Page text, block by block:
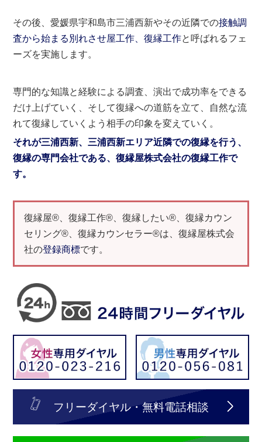
その後、愛媛県宇和島市三浦西新やその近隣での接触調
査から始まる別れさせ屋工作、復縁工作と呼ばれるフェ
ーズを実施します。
専門的な知識と経験による調査、演出で成功率をできる
だけ上げていく、そして復縁への道筋を立て、自然な流
れて復縁していくよう相手の印象を変えていく。
それが三浦西新、三浦西新エリア近隣での復縁を行う、
復縁の専門会社である、復縁屋株式会社の復縁工作で
す。
復縁屋®、復縁工作®、復縁したい®、復縁カウン
セリング®、復縁カウンセラー®は、復縁屋株式会
社の登録商標です。
フリーダイヤル・無料電話相談